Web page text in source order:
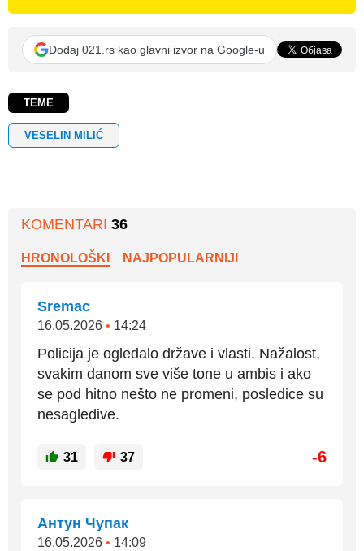
Dodaj 021.rs kao glavni izvor na Google-u
TEME
VESELIN MILIĆ
KOMENTARI 36
HRONOLOŠKI NAJPOPULARNIJI
Sremac
16.05.2026 • 14:24
Policija je ogledalo države i vlasti. Nažalost,
svakim danom sve više tone u ambis i ako
se pod hitno nešto ne promeni, posledice su
nesagledive.
31 37 -6
Антун Чупак
16.05.2026 • 14:09